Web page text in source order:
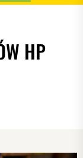
HP